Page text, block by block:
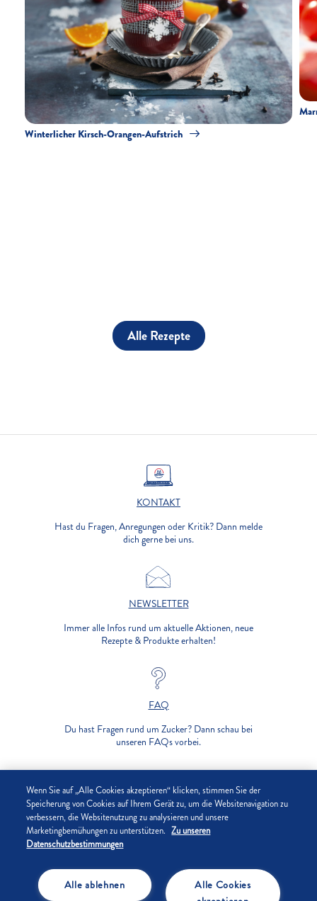
Winterlicher Kirsch-Orangen-Aufstrich
Alle Rezepte
KONTAKT
Hast du Fragen, Anregungen oder Kritik? Dann melde
dich gerne bei uns.
NEWSLETTER
Immer alle Infos rund um aktuelle Aktionen, neue
Rezepte & Produkte erhalten!
FAQ
Du hast Fragen rund um Zucker? Dann schau bei
unseren FAQs vorbei.
UNTERNEHMEN
DATENSCHUTZ
COOKIE-EINSTELLUNGEN
Wenn Sie auf „Alle Cookies akzeptieren“ klicken, stimmen Sie der
Speicherung von Cookies auf Ihrem Gerät zu, um die Websitenavigation zu
verbessern, die Websitenutzung zu analysieren und unsere
Marketingbemühungen zu unterstützen. Zu unseren
Datenschutzbestimmungen
Alle Cookies
Alle ablehnen